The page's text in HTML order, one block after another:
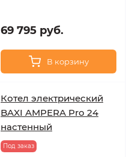
69 795 руб.
В корзину
Котел электрический
BAXI AMPERA Pro 24
настенный
Под заказ